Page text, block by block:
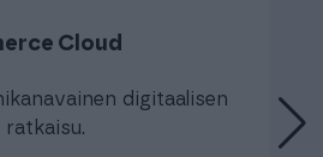
Cloud
digitaalisen
ratkaisu.